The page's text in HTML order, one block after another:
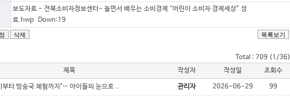
보도자료 - 전북소비자정보센터- 놀면서 배우는 소비경제 “어린이 소비자 경제세상” 성
료.hwp Down:19
Total : 709 (1/36)
제목 작성자 작성일 조회수
부터 방송국 체험까지"… 아이들의 눈으로 .. 관리자 2026-06-29 99